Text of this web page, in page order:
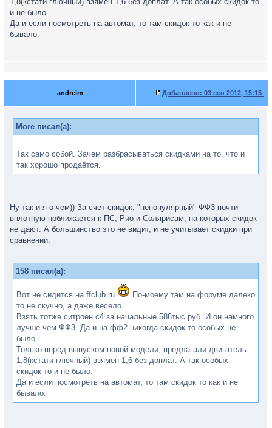
и не было.
Да и если посмотреть на автомат, то там скидок то как и не
бывало.
andreim Добавлено: 03 сен 2012, 15:15
More писал(а):
Так само собой. Зачем разбрасываться скидками на то, что и
так хорошо продаётся.
Ну так и я о чем)) За счет скидок, "непопулярный" ФФ3 почти
вплотную прближается к ПС, Рио и Солярисам, на которых скидок
не дают. А большинство это не видит, и не учитывает скидки при
сравнении.
158 писал(а):
Вот не сидится на ffclub.ru
По-моему там на форуме далеко
то не скучно, а даже весело.
Взять тотже ситроен с4 за начальные 586тыс.руб. И он намного
лучше чем ФФ3. Да и на фф2 никогда скидок то особых не
было.
Только перед выпуском новой модели, предлагали двигатель
1,8(кстати глючный) взямен 1,6 без доплат. А так особых
скидок то и не было.
Да и если посмотреть на автомат, то там скидок то как и не
бывало.